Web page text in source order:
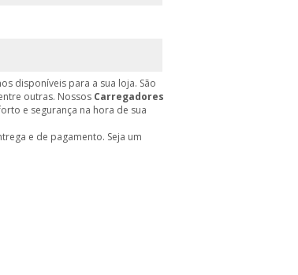
disponíveis para a sua loja. São
outras. Nossos Carregadores
e segurança na hora de sua
e de pagamento. Seja um